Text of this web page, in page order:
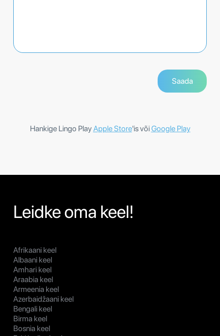
Hankige Lingo PlayApple Store'is võiGoogle Play
Leidke oma keel!
Afrikaani keel
Albaani keel
Amhari keel
Araabia keel
Armeenia keel
Azerbaidžaani keel
Bengali keel
Birma keel
Bosnia keel